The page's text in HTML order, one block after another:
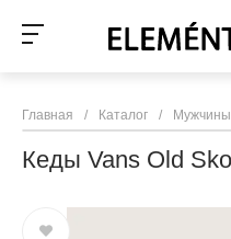
Главная / Каталог / Мужчины
Кеды Vans Old